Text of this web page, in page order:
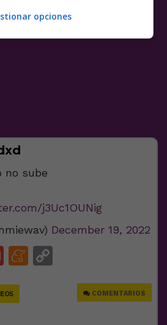
no sube
j3Uc1OUNig
December 19, 2022
GmailMeneame
COMENTARIOS
opciones